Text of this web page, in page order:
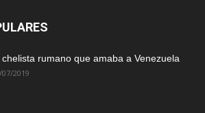
chelista rumano que amaba a Venezuela
2019